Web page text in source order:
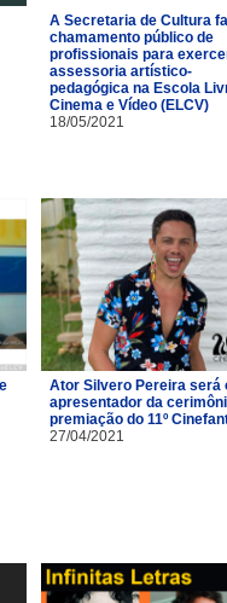
A Secretaria de Cultura
chamamento público de
profissionais para
assessoria artístico-
pedagógica na Escola
Cinema e Vídeo (ELCV)
18/05/2021
Ator Silvero Pereira será
apresentador da
premiação do 11º
27/04/2021